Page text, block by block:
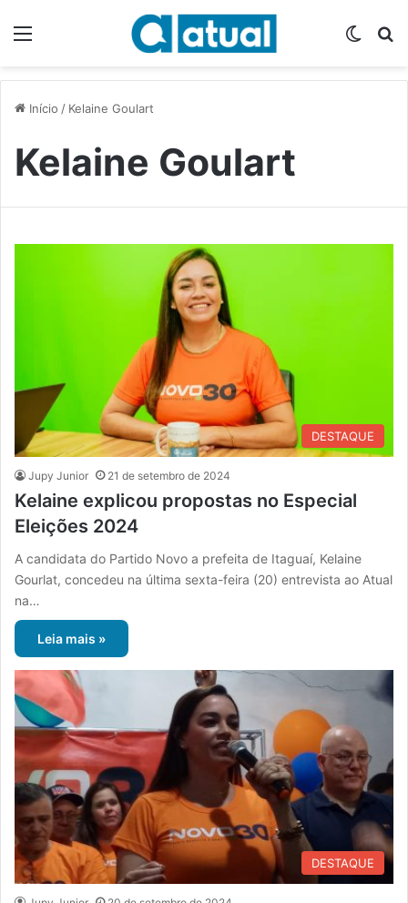
Início / Kelaine Goulart
Kelaine Goulart
DESTAQUE
Jupy Junior 21 de setembro de 2024
Kelaine explicou propostas no Especial
Eleições 2024
A candidata do Partido Novo a prefeita de Itaguaí, Kelaine
Gourlat, concedeu na última sexta-feira (20) entrevista ao Atual
na…
Leia mais »
DESTAQUE